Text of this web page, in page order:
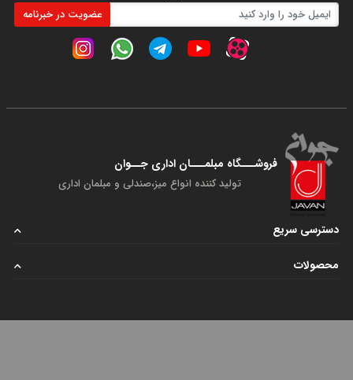
عضویت در خبرنامه
فروشـــگاه مبلمـــان اداری جــوان
تولید کننده انواع میز،صندلی و مبلمان اداری
دسترسی سریع
محصولات